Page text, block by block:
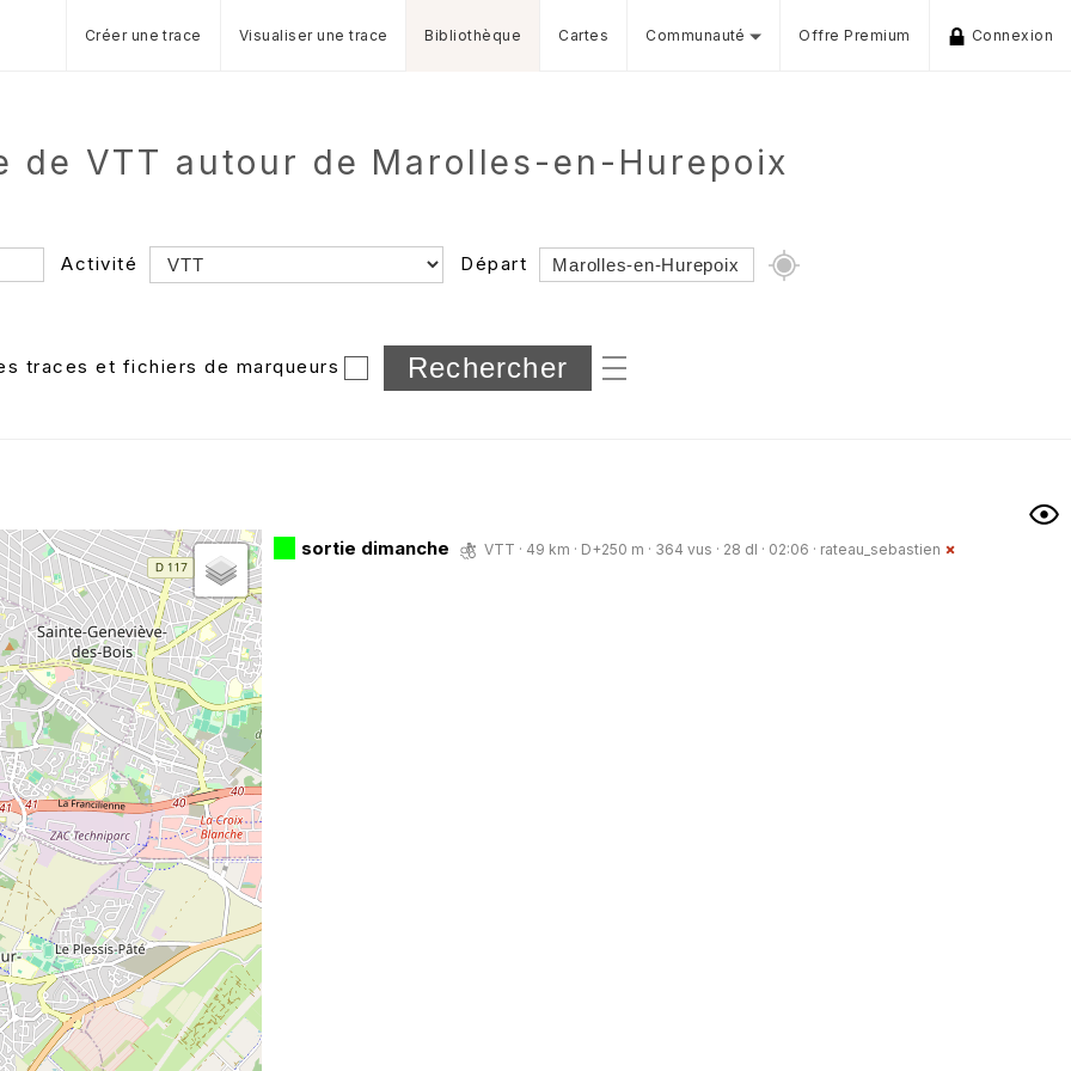
Créer une trace Visualiser une trace Bibliothèque Cartes Communauté Offre Premium Connexion
de VTT autour de Marolles-en-Hurepoix
Activité Départ
Dossier
et sous-dossiers
traces et fichiers de marqueurs
sortie dimanche VTT · 49 km · D+250 m · 364 vus · 28 dl · 02:06 · rateau_sebastien